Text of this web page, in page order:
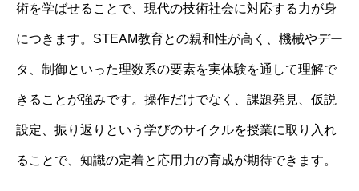
術を学ばせることで、現代の技術社会に対応する力が身
につきます。STEAM教育との親和性が高く、機械やデー
タ、制御といった理数系の要素を実体験を通して理解で
きることが強みです。操作だけでなく、課題発見、仮説
設定、振り返りという学びのサイクルを授業に取り入れ
ることで、知識の定着と応用力の育成が期待できます。